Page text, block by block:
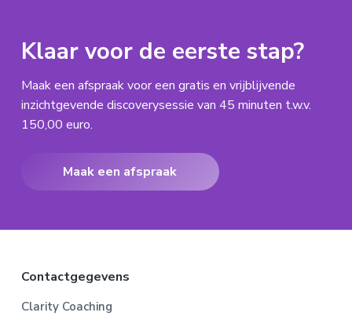
Klaar voor de eerste stap?
Maak een afspraak voor een gratis en vrijblijvende
inzichtgevende discoverysessie van 45 minuten t.w.v.
150,00 euro.
Maak een afspraak
Contactgegevens
Clarity Coaching